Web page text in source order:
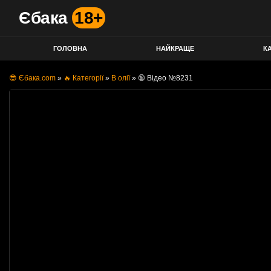
Єбака 18+
ГОЛОВНА НАЙКРАЩЕ
😎 Єбака.com » 🔥 Категорії» В олії» 🔞 Відео №8231